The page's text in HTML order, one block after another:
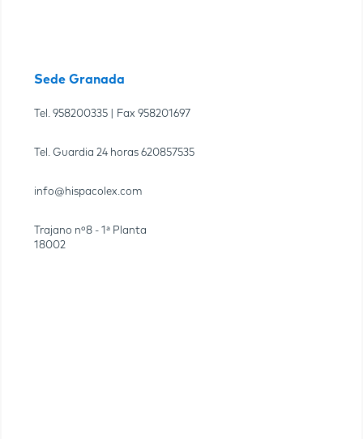
Sede Granada
Tel. 958200335 | Fax 958201697
Tel. Guardia 24 horas 620857535
info@hispacolex.com
Trajano nº8 - 1ª Planta
18002